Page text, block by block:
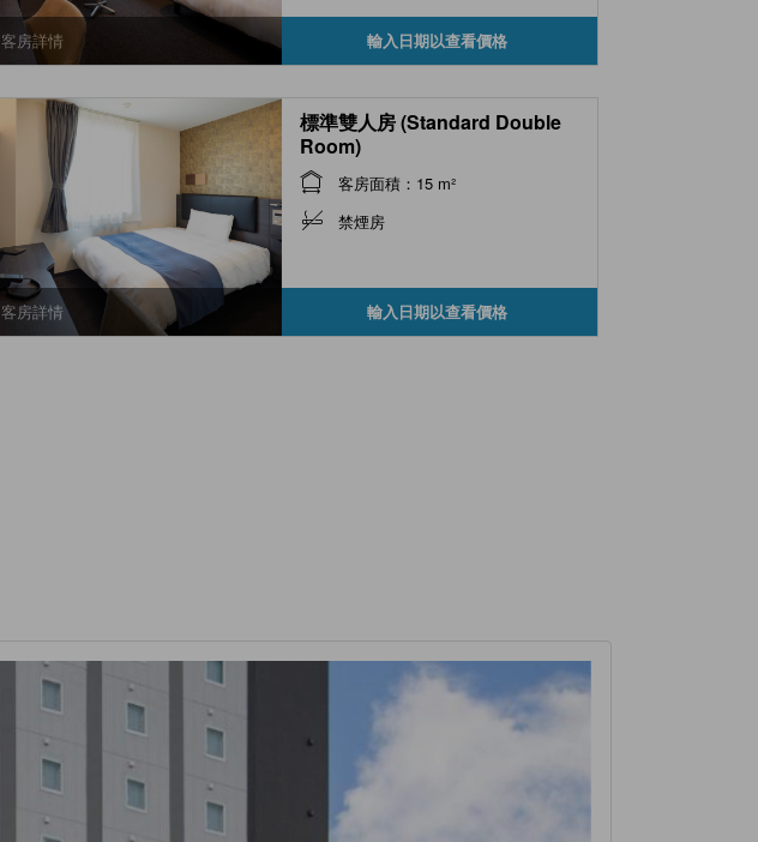
客房詳情 輸入日期以查看價格
客房詳情
標準雙人房 (Standard Double
Room)
客房面積：15 m²
禁煙房
輸入日期以查看價格